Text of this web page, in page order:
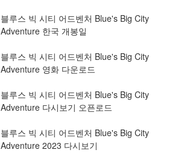
블루스 빅 시티 어드벤처 Blue's Big City
Adventure 한국 개봉일
블루스 빅 시티 어드벤처 Blue's Big City
Adventure 영화 다운로드
블루스 빅 시티 어드벤처 Blue's Big City
Adventure 다시보기 오픈로드
블루스 빅 시티 어드벤처 Blue's Big City
Adventure 2023 다시보기